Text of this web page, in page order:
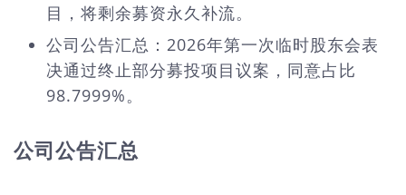
目，将剩余募资永久补流。
公司公告汇总：2026年第一次临时股东会表
决通过终止部分募投项目议案，同意占比
98.7999%。
公司公告汇总